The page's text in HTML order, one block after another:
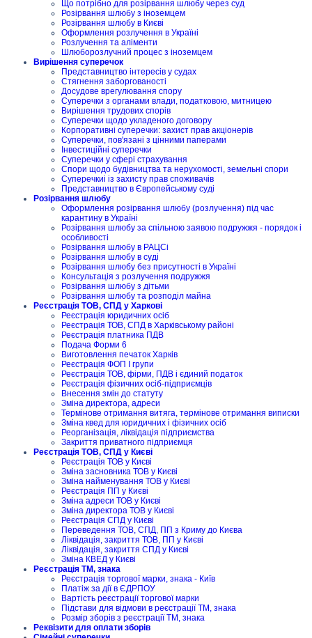
Що потрібно для розірвання шлюбу через суд
Розірвання шлюбу з іноземцем
Розірвання шлюбу в Києві
Оформлення розлучення в Україні
Розлучення та аліменти
Шлюборозлучний процес з іноземцем
Вирішення суперечок
Представництво інтересів у судах
Стягнення заборгованості
Досудове врегулювання спору
Суперечки з органами влади, податковою, митницею
Вирішення трудових спорів
Суперечки щодо укладеного договору
Корпоративні суперечки: захист прав акціонерів
Суперечки, пов'язані з цінними паперами
Інвестиційні суперечки
Суперечки у сфері страхування
Спори щодо будівництва та нерухомості, земельні спори
Суперечкиі із захисту прав споживачів
Представництво в Європейському суді
Розірвання шлюбу
Оформлення розірвання шлюбу (розлучення) під час
карантину в Україні
Розірвання шлюбу за спільною заявою подружжя - порядок і
особливості
Розірвання шлюбу в РАЦСі
Розірвання шлюбу в суді
Розірвання шлюбу без присутності в Україні
Консультація з розлучення подружжя
Розірвання шлюбу з дітьми
Розірвання шлюбу та розподіл майна
Реєстрація ТОВ, СПД у Харкові
Реєстрація юридичних осіб
Реєстрація ТОВ, СПД в Харківському районі
Реєстрація платника ПДВ
Подача Форми 6
Виготовлення печаток Харків
Реєстрація ФОП I групи
Реєстрація ТОВ, фірми, ПДВ і єдиний податок
Реєстрація фізичних осіб-підприємців
Внесення змін до статуту
Зміна директора, адреси
Термінове отримання витяга, термінове отримання виписки
Зміна квед для юридичних і фізичних осіб
Реорганізація, ліквідація підприємства
Закриття приватного підприємця
Реєстрація ТОВ, СПД у Києві
Реєстрація ТОВ у Києві
Зміна засновника ТОВ у Києві
Зміна найменування ТОВ у Києві
Реєстрація ПП у Києві
Зміна адреси ТОВ у Києві
Зміна директора ТОВ у Києві
Реєстрація СПД у Києві
Переведення ТОВ, СПД, ПП з Криму до Києва
Ліквідація, закриття ТОВ, ПП у Києві
Ліквідація, закриття СПД у Києві
Зміна КВЕД у Києві
Реєстрація ТМ, знака
Реєстрація торгової марки, знака - Київ
Платіж за дії в ЄДРПОУ
Вартість реєстрації торгової марки
Підстави для відмови в реєстрації ТМ, знака
Розмір зборів з реєстрації ТМ, знака
Реквізити для оплати зборів